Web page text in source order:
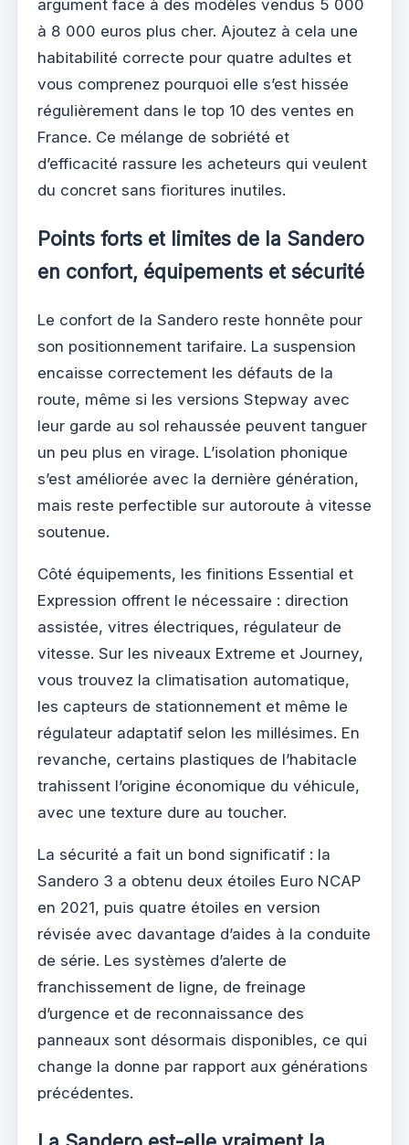
argument face à des modèles vendus 5 000
à 8 000 euros plus cher. Ajoutez à cela une
habitabilité correcte pour quatre adultes et
vous comprenez pourquoi elle s’est hissée
régulièrement dans le top 10 des ventes en
France. Ce mélange de sobriété et
d’efficacité rassure les acheteurs qui veulent
du concret sans fioritures inutiles.
Points forts et limites de la Sandero
en confort, équipements et sécurité
Le confort de la Sandero reste honnête pour
son positionnement tarifaire. La suspension
encaisse correctement les défauts de la
route, même si les versions Stepway avec
leur garde au sol rehaussée peuvent tanguer
un peu plus en virage. L’isolation phonique
s’est améliorée avec la dernière génération,
mais reste perfectible sur autoroute à vitesse
soutenue.
Côté équipements, les finitions Essential et
Expression offrent le nécessaire : direction
assistée, vitres électriques, régulateur de
vitesse. Sur les niveaux Extreme et Journey,
vous trouvez la climatisation automatique,
les capteurs de stationnement et même le
régulateur adaptatif selon les millésimes. En
revanche, certains plastiques de l’habitacle
trahissent l’origine économique du véhicule,
avec une texture dure au toucher.
La sécurité a fait un bond significatif : la
Sandero 3 a obtenu deux étoiles Euro NCAP
en 2021, puis quatre étoiles en version
révisée avec davantage d’aides à la conduite
de série. Les systèmes d’alerte de
franchissement de ligne, de freinage
d’urgence et de reconnaissance des
panneaux sont désormais disponibles, ce qui
change la donne par rapport aux générations
précédentes.